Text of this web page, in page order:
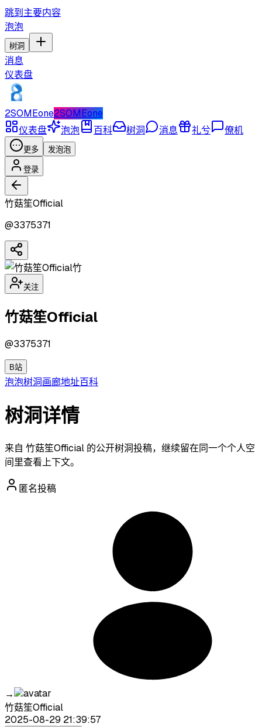
跳到主要内容
泡泡
树洞
消息
仪表盘
2SOMEone2SOMEone
仪表盘
泡泡 百科 树洞 消息 礼兮 僚机
更多 发泡泡
登录
竹菇笙Official
@3375371
竹
关注
竹菇笙Official
@3375371
B站
泡泡树洞画廊地址百科
树洞详情
来自 竹菇笙Official 的公开树洞投稿，继续留在同一个个人空
间里查看上下文。
匿名投稿
→
竹菇笙Official
2025-08-29 21:39:57